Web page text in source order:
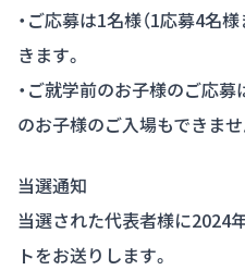
・ご応募は1名様（1応募4名
きます。
・ご就学前のお子様のご応
のお子様のご入場もできま
当選通知
当選された代表者様に2024
トをお送りします。